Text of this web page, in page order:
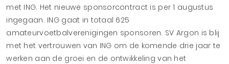
met ING. Het nieuwe sponsorcontract is per 1 augustus
ingegaan. ING gaat in totaal 625
amateurvoetbalverenigingen sponsoren. SV Argon is blij
met het vertrouwen van ING om de komende drie jaar te
werken aan de groei en de ontwikkeling van het